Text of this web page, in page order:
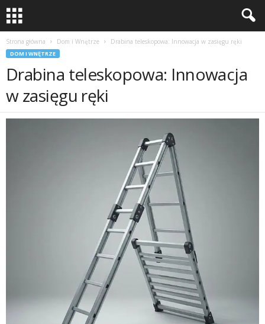
Strona główna Dom i Wnętrze Drabina teleskopowa: Innowacja w zasięgu ręki
DOM I WNĘTRZE
Drabina teleskopowa: Innowacja
w zasięgu ręki